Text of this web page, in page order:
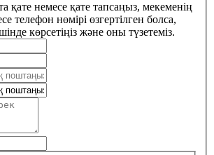
қате немесе қате тапсаңыз, мекеменің
телефон нөмірі өзгертілген болса,
көрсетіңіз және оны түзетеміз.